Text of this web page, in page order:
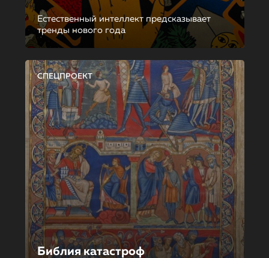
Естественный интеллект предсказывает
тренды нового года
СПЕЦПРОЕКТ
Библия катастроф